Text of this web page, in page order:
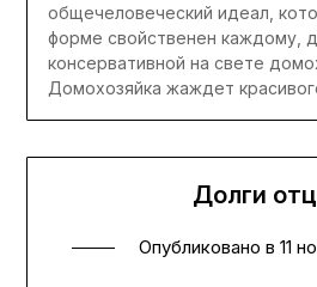
общечеловеческий идеал,
форме свойственен каждому,
консервативной на свете
Домохозяйка жаждет
Долги
Опубликовано в 11